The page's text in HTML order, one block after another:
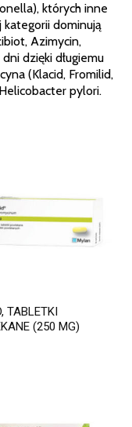
których inne
dominują
Azimycin,
dzięki długiemu
(Klacid, Fromilid,
pylori.
TABLETKI
(250 MG)